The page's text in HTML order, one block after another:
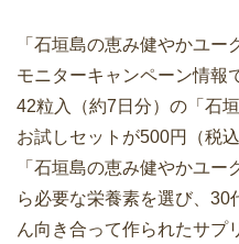
「石垣島の恵み健やかユ
モニターキャンペーン情報
42粒入（約7日分）の「石
お試しセットが500円（税
「石垣島の恵み健やかユ
ら必要な栄養素を選び、30
ん向き合って作られたサプ